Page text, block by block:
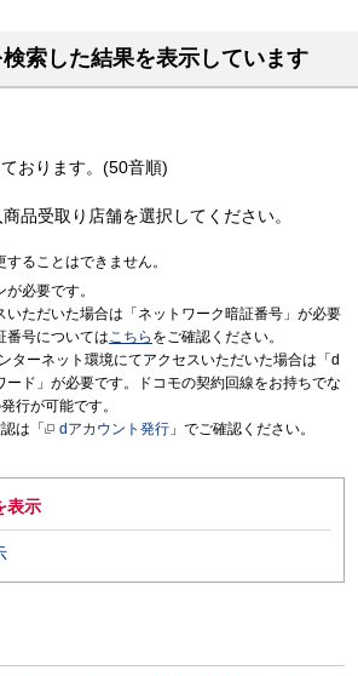
索した結果を表示しています
おります。(50音順)
品受取り店舗を選択してください。
ることはできません。
必要です。
いただいた場合は「ネットワーク暗証番号」が必要
番号についてはこちら をご確認ください。
ターネット環境にてアクセスいただいた場合は「d
ード」が必要です。ドコモの契約回線をお持ちでな
行が可能です。
は「
dアカウント発行 」でご確認ください。
表示